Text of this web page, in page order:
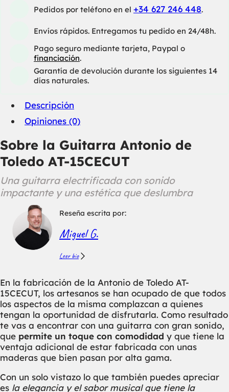
Pedidos por teléfono en el +34 627 246 448.
Envíos rápidos. Entregamos tu pedido en 24/48h.
Pago seguro mediante tarjeta, Paypal o
financiación.
Garantía de devolución durante los siguientes 14
días naturales.
Descripción
Opiniones (0)
Sobre la Guitarra Antonio de
Toledo AT-15CECUT
Una guitarra electrificada con sonido
impactante y una estética que deslumbra
Reseña escrita por:
Miguel G.
Leer bio
En la fabricación de la Antonio de Toledo AT-
15CECUT, los artesanos se han ocupado de que todos
los aspectos de la misma complazcan a quienes
tengan la oportunidad de disfrutarla. Como resultado
te vas a encontrar con una guitarra con gran sonido,
que permite un toque con comodidad y que tiene la
ventaja adicional de estar fabricada con unas
maderas que bien pasan por alta gama.
Con un solo vistazo lo que también puedes apreciar
es la elegancia y el sabor musical que tiene la